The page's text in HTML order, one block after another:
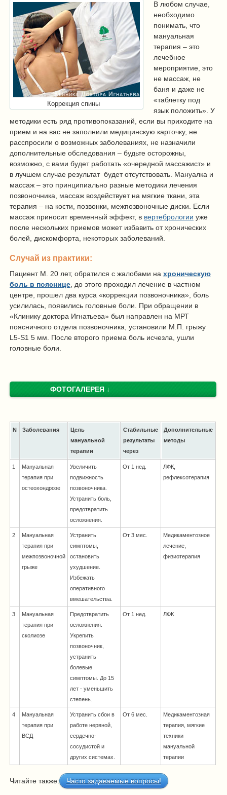
Коррекция спины
В любом случае,
необходимо
понимать, что
мануальная
терапия – это
лечебное
мероприятие, это
не массаж, не
баня и даже не
«таблетку под
язык положить». У
методики есть ряд противопоказаний, если вы приходите на
прием и на вас не заполнили медицинскую карточку, не
расспросили о возможных заболеваниях, не назначили
дополнительные обследования – будьте осторожны,
возможно, с вами будет работать «очередной массажист» и
в лучшем случае результат будет отсутствовать. Мануалка и
массаж – это принципиально разные методики лечения
позвоночника, массаж воздействует на мягкие ткани, эта
терапия – на кости, позвонки, межпозвоночные диски. Если
массаж приносит временный эффект, в вертебрологии уже
после нескольких приемов может избавить от хронических
болей, дискомфорта, некоторых заболеваний.
Случай из практики:
Пациент М. 20 лет, обратился с жалобами на хроническую
боль в пояснице , до этого проходил лечение в частном
центре, прошел два курса «коррекции позвоночника», боль
усилилась, появились головные боли. При обращении в
«Клинику доктора Игнатьева» был направлен на МРТ
поясничного отдела позвоночника, установили М.П. грыжу
L5-S1 5 мм. После второго приема боль исчезла, ушли
головные боли.
ФОТОГАЛЕРЕЯ ↓
N Заболевания
Цель
мануальной
терапии
Стабильные
результаты
через
Дополнительные
методы
1
Мануальная
терапия при
остеохондрозе
Увеличить
подвижность
позвоночника.
Устранить боль,
предотвратить
осложнения.
От 1 нед.
ЛФК,
рефлексотерапия
2
Мануальная
терапия при
межпозвоночной
грыже
Устранить
симптомы,
остановить
ухудшение.
Избежать
оперативного
вмешательства.
От 3 мес.
Медикаментозное
лечение,
физиотерапия
3
Мануальная
терапия при
сколиозе
Предотвратить
осложнения.
Укрепить
позвоночник,
устранить
болевые
симптомы. До 15
лет - уменьшить
степень.
От 1 нед. ЛФК
4
Мануальная
терапия при
ВСД
Устранить сбои в
работе нервной,
сердечно-
сосудистой и
других системах.
От 6 мес.
Медикаментозная
терапия, мягкие
техники
мануальной
терапии
Читайте также: Часто задаваемые вопросы!